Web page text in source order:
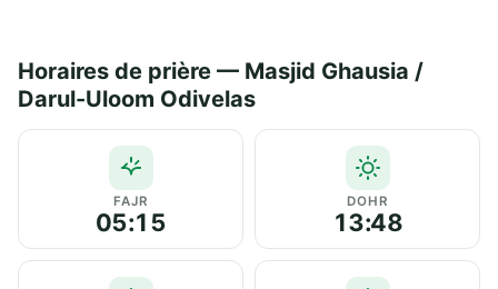
Horaires de prière — Masjid Ghausia /
Darul-Uloom Odivelas
FAJR
05:15
DOHR
13:48